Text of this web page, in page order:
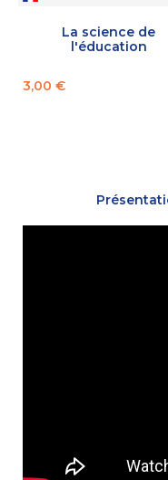
La science de
l'éducation
Prix
3,00 €